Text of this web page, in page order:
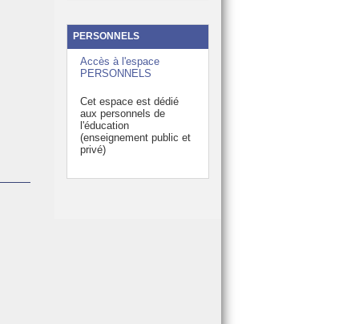
PERSONNELS
Accès à l'espace
PERSONNELS
Cet espace est dédié
aux personnels de
l'éducation
(enseignement public et
privé)